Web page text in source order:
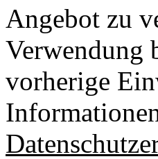
Angebot zu
Verwendung
vorherige